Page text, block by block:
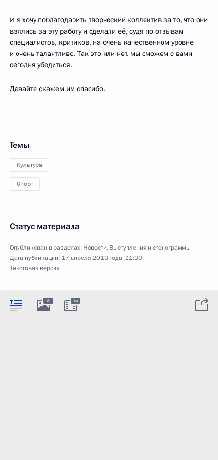
И я хочу поблагодарить творческий коллектив за то, что они
взялись за эту работу и сделали её, судя по отзывам
специалистов, критиков, на очень качественном уровне
и очень талантливо. Так это или нет, мы сможем с вами
сегодня убедиться.
Давайте скажем им спасибо.
Темы
Культура
Спорт
Статус материала
Опубликован в разделах: Новости, Выступления и стенограммы
Дата публикации: 17 апреля 2013 года, 21:30
Текстовая версия
6 9м